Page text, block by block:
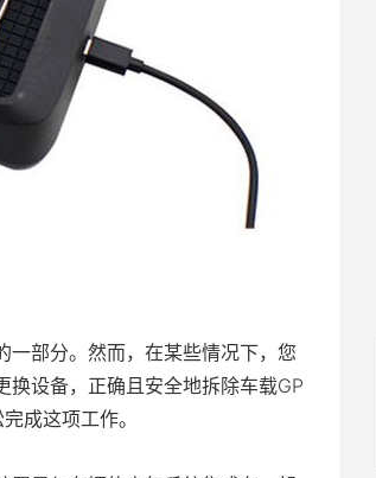
一部分。然而，在某些情况下，您
设备，正确且安全地拆除车载GP
成这项工作。